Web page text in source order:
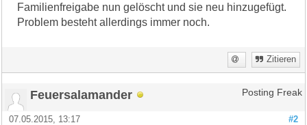
Familienfreigabe nun gelöscht und sie neu hinzugefügt.
Problem besteht allerdings immer noch.
Zitieren
Feuersalamander Posting Freak
#2
07.05.2015, 13:17